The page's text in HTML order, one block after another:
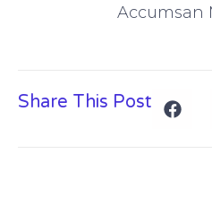
Accumsan
Share This Post